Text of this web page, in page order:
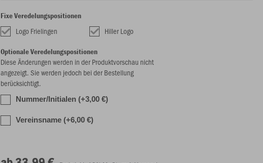
Fixe Veredelungspositionen
Logo Frielingen Hiller Logo
Optionale Veredelungspositionen
Diese Änderungen werden in der Produktvorschau nicht
angezeigt. Sie werden jedoch bei der Bestellung
berücksichtigt.
Nummer/Initialen (+3,00 €)
Vereinsname (+6,00 €)